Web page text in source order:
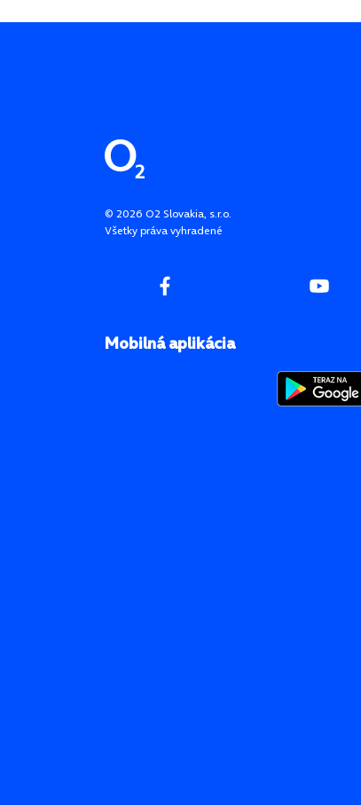
Pätička stránky
© 2026 O2 Slovakia, s.r.o.
Všetky práva vyhradené
Mobilná aplikácia